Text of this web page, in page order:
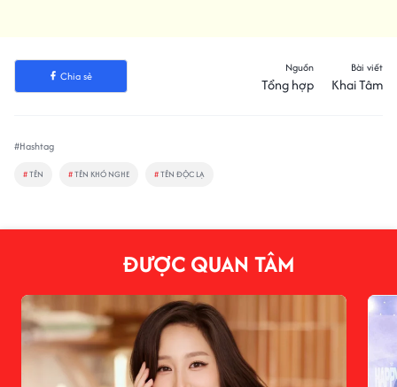
Chia sẻ
Nguồn
Tổng hợp
Bài viết
Khai Tâm
#Hashtag
#TÊN #TÊN KHÓ NGHE #TÊN ĐỘC LẠ
ĐƯỢC QUAN TÂM